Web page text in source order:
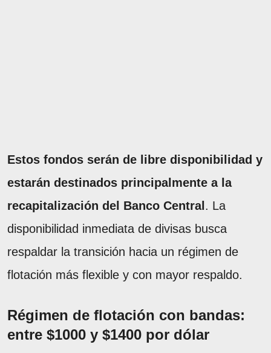
Estos fondos serán de libre disponibilidad y
estarán destinados principalmente a la
recapitalización del Banco Central . La
disponibilidad inmediata de divisas busca
respaldar la transición hacia un régimen de
flotación más flexible y con mayor respaldo.
Régimen de flotación con bandas:
entre $1000 y $1400 por dólar